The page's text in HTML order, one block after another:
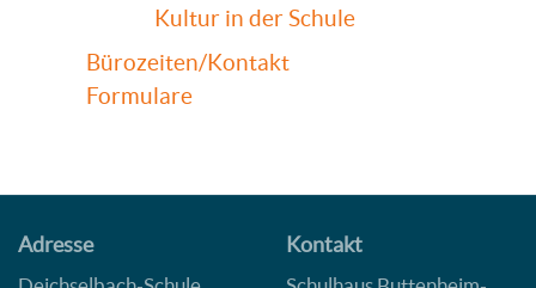
Kultur in der Schule
Bürozeiten/Kontakt
Formulare
Adresse Kontakt